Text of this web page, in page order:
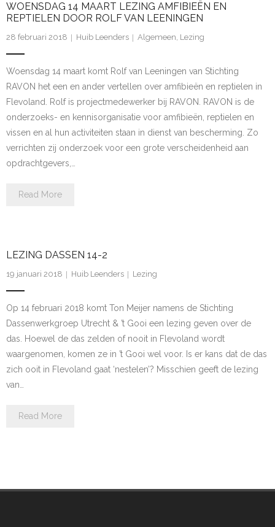
WOENSDAG 14 MAART LEZING AMFIBIEËN EN
REPTIELEN DOOR ROLF VAN LEENINGEN
28 februari 2018 Huib Leenders Algemeen, Lezing
Woensdag 14 maart komt Rolf van Leeningen van Stichting
RAVON het een en ander vertellen over amfibieën en reptielen in
Flevoland. Rolf is projectmedewerker bij RAVON. RAVON is de
onderzoeks- en kennisorganisatie voor amfibieën, reptielen en
vissen en al hun activiteiten staan in dienst van bescherming. Zo
verrichten zij onderzoek voor een grote verscheidenheid aan
opdrachtgevers,…
Read More
LEZING DASSEN 14-2
19 januari 2018 Huib Leenders Lezing
Op 14 februari 2018 komt Ton Meijer namens de Stichting
Dassenwerkgroep Utrecht & ’t Gooi een lezing geven over de
das. Hoewel de das zelden of nooit in Flevoland wordt
waargenomen, komen ze in ’t Gooi wel voor. Is er kans dat de das
zich ooit in Flevoland gaat ‘nestelen’? Misschien geeft de lezing
van…
Read More